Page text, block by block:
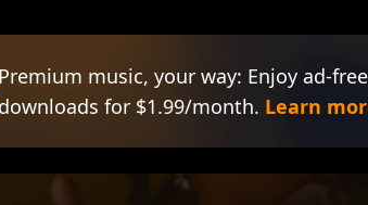
Premium music, your way: Enjoy ad-
downloads for $1.99/month. Learn